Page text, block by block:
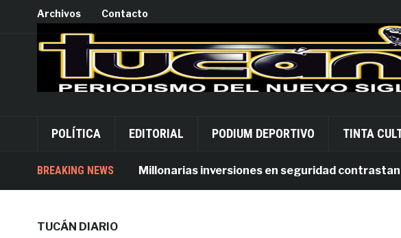
Archivos Contacto
POLÍTICA EDITORIAL PODIUM DEPORTIVO TINTA
BREAKING NEWSMillonarias inversiones en seguridad contrastan con
TUCÁN DIARIO